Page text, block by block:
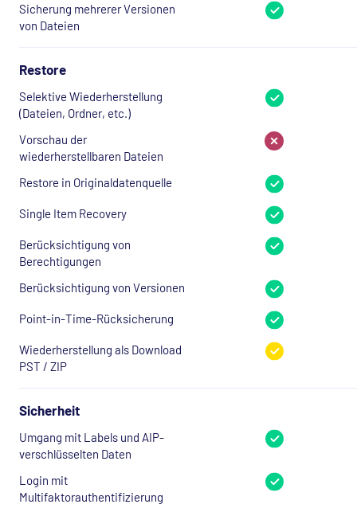
Sicherung mehrerer Versionen
von Dateien
Restore
Selektive Wiederherstellung
(Dateien, Ordner, etc.)
Vorschau der
wiederherstellbaren Dateien
Restore in Originaldatenquelle
Single Item Recovery
Berücksichtigung von
Berechtigungen
Berücksichtigung von Versionen
Point-in-Time-Rücksicherung
Wiederherstellung als Download
PST / ZIP
Sicherheit
Umgang mit Labels und AIP-
verschlüsselten Daten
Login mit
Multifaktorauthentifizierung